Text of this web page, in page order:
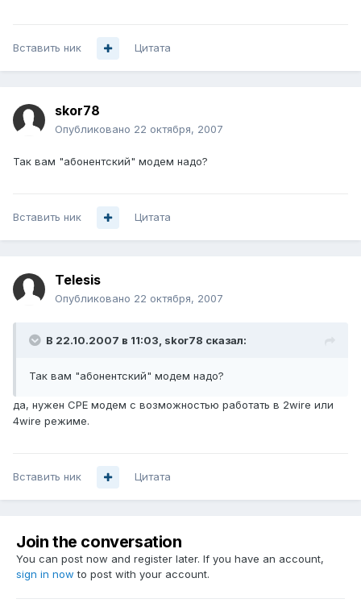
Вставить ник Цитата
skor78
Опубликовано 22 октября, 2007
Так вам "абонентский" модем надо?
Вставить ник Цитата
Telesis
Опубликовано 22 октября, 2007
В 22.10.2007 в 11:03, skor78 сказал:
Так вам "абонентский" модем надо?
да, нужен CPE модем с возможностью работать в 2wire или
4wire режиме.
Вставить ник Цитата
Join the conversation
You can post now and register later. If you have an account,
sign in now to post with your account.